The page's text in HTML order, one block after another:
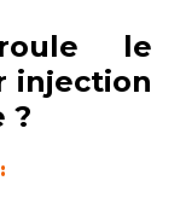
le
injection
?